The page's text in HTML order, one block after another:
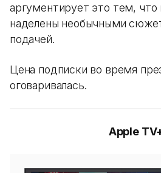
аргументирует это тем,
наделены необычными
подачей.
Цена подписки во время
оговаривалась.
Apple